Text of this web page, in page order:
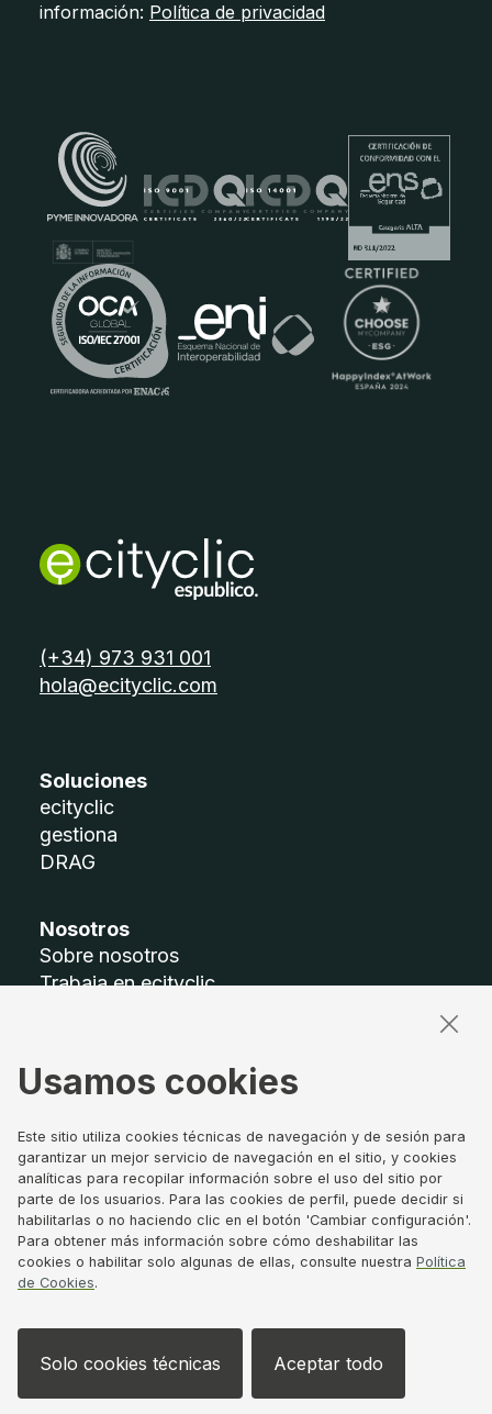
información: Política de privacidad
Certificados
telèfon:
(+34) 973 931 001
email:
hola@ecityclic.com
Soluciones
ecityclic
gestiona
DRAG
Nosotros
Sobre nosotros
Trabaja en ecityclic
Aviso legal
Política de privacidad
Política de Cookies
Canal de denuncias
Gobierno Corporativo
LinkedIn Se abre en ventana
X Se abre en ventana nueva
Instagram Se abre en
YouTube
Usamos cookies
Este sitio utiliza cookies técnicas de navegación y de sesión para
garantizar un mejor servicio de navegación en el sitio, y cookies
analíticas para recopilar información sobre el uso del sitio por
parte de los usuarios. Para las cookies de perfil, puede decidir si
habilitarlas o no haciendo clic en el botón 'Cambiar configuración'.
Para obtener más información sobre cómo deshabilitar las
cookies o habilitar solo algunas de ellas, consulte nuestra Política
de Cookies.
Solo cookies técnicas Aceptar todo